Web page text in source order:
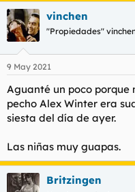
vinchen
"Propiedades"
9 May 2021
Aguanté un poco porque
pecho Alex Winter era
siesta del día de ayer.
Las niñas muy guapas.
Britzingen